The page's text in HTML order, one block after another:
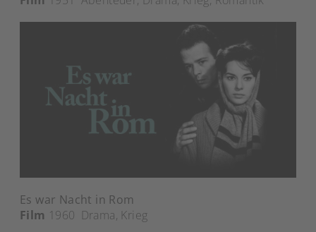
Es war Nacht in Rom
Film 1960 Drama, Krieg